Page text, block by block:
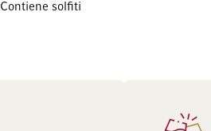
Contiene solfiti